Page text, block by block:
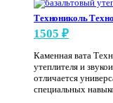
Технониколь
составляла
2100 ₽.
1505 ₽Текущая
1505 ₽.
Каменная вата
утеплителя и
отличается
специальных